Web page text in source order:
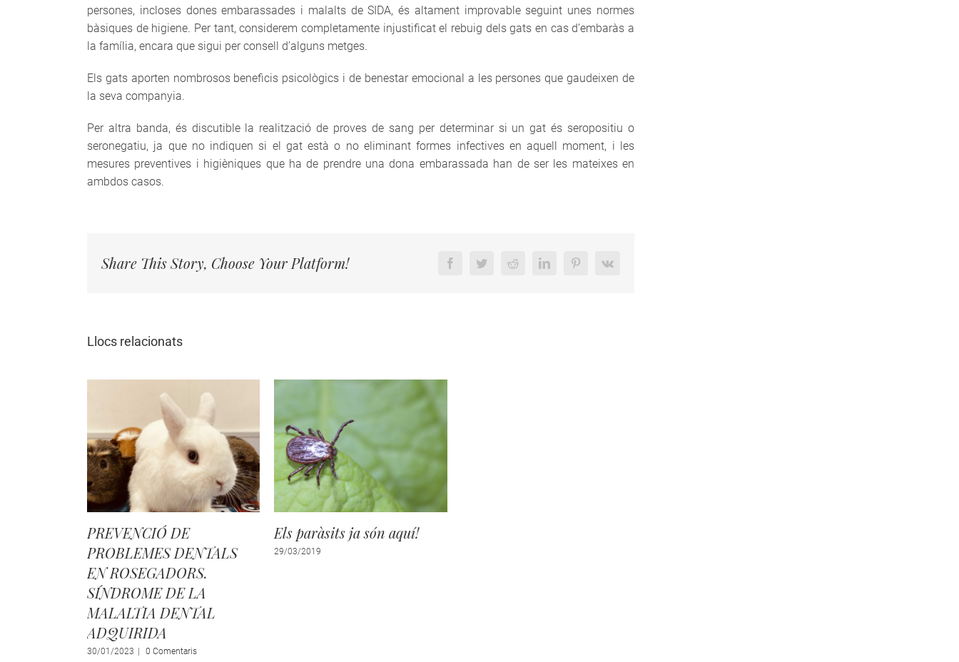
persones, incloses dones embarassades i malalts de SIDA, és altament improvable seguint unes normes
bàsiques de higiene. Per tant, considerem completamente injustificat el rebuig dels gats en cas d’embaràs a
la família, encara que sigui per consell d’alguns metges.
Els gats aporten nombrosos beneficis psicològics i de benestar emocional a les persones que gaudeixen de
la seva companyia.
Per altra banda, és discutible la realització de proves de sang per determinar si un gat és seropositiu o
seronegatiu, ja que no indiquen si el gat està o no eliminant formes infectives en aquell moment, i les
mesures preventives i higièniques que ha de prendre una dona embarassada han de ser les mateixes en
ambdos casos.
Share This Story, Choose Your Platform! FacebookTwitterRedditLinkedInPinterestVk
Llocs relacionats
PREVENCIÓ DE
PROBLEMES DENTALS
EN ROSEGADORS.
SÍNDROME DE LA
MALALTIA DENTAL
ADQUIRIDA
30/01/2023 | 0 Comentaris
Els paràsits ja són aquí!
29/03/2019